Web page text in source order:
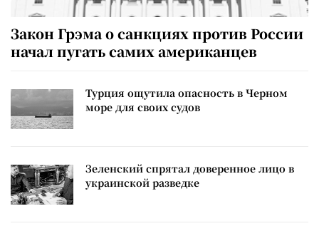
Закон Грэма о санкциях против России
начал пугать самих американцев
Турция ощутила опасность в Черном
море для своих судов
Зеленский спрятал доверенное лицо в
украинской разведке